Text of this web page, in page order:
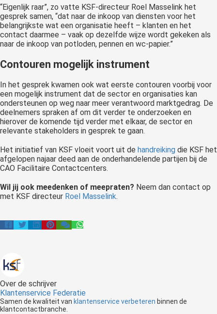
“Eigenlijk raar”, zo vatte KSF-directeur Roel Masselink het
gesprek samen, “dat naar de inkoop van diensten voor het
belangrijkste wat een organisatie heeft – klanten en het
contact daarmee – vaak op dezelfde wijze wordt gekeken als
naar de inkoop van potloden, pennen en wc-papier.”
Contouren mogelijk instrument
In het gesprek kwamen ook wat eerste contouren voorbij voor
een mogelijk instrument dat de sector en organisaties kan
ondersteunen op weg naar meer verantwoord marktgedrag. De
deelnemers spraken af om dit verder te onderzoeken en
hierover de komende tijd verder met elkaar, de sector en
relevante stakeholders in gesprek te gaan.
Het initiatief van KSF vloeit voort uit de handreiking die KSF het
afgelopen najaar deed aan de onderhandelende partijen bij de
CAO Facilitaire Contactcenters.
Wil jij ook meedenken of meepraten? Neem dan contact op
met KSF directeur Roel Masselink.
Over de schrijver
Klantenservice Federatie
Samen de kwaliteit van klantenservice verbeteren binnen de
klantcontactbranche.